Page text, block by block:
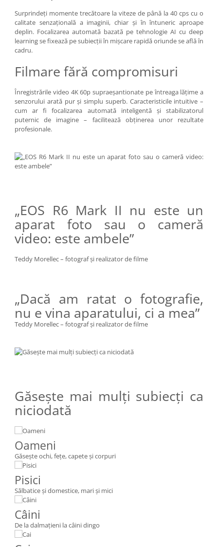
Surprindeţi momente trecătoare la viteze de până la 40 cps cu o
calitate senzaţională a imaginii, chiar şi în întuneric aproape
deplin. Focalizarea automată bazată pe tehnologie AI cu deep
learning se fixează pe subiecţii în mişcare rapidă oriunde se află în
cadru.
Filmare fără compromisuri
Înregistrările video 4K 60p supraeşantionate pe întreaga lăţime a
senzorului arată pur şi simplu superb. Caracteristicile intuitive –
cum ar fi focalizarea automată inteligentă şi stabilizatorul
puternic de imagine – facilitează obţinerea unor rezultate
profesionale.
„EOS R6 Mark II nu este un
aparat foto sau o cameră
video: este ambele”
Teddy Morellec – fotograf şi realizator de filme
„Dacă am ratat o fotografie,
nu e vina aparatului, ci a mea”
Teddy Morellec – fotograf şi realizator de filme
Găseşte mai mulţi subiecţi ca
niciodată
Oameni
Găseşte ochi, feţe, capete şi corpuri
Pisici
Sălbatice şi domestice, mari şi mici
Câini
De la dalmaţieni la câini dingo